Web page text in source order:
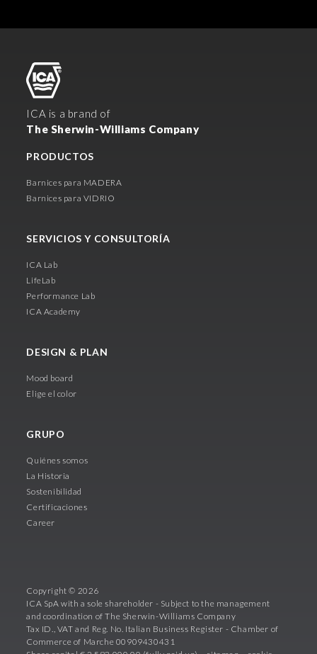
ICA is a brand of
The Sherwin-Williams Company
PRODUCTOS
Barnices para MADERA
Barnices para VIDRIO
SERVICIOS Y CONSULTORÍA
ICA Lab
LifeLab
Performance Lab
ICA Academy
DESIGN & PLAN
Mood board
Elige el color
GRUPO
Quiénes somos
La Historia
Sostenibilidad
Certificaciones
Career
Copyright © 2026
ICA SpA with a sole shareholder - Subject to the management
and coordination of The Sherwin-Williams Company
Tax ID., VAT and Reg. No. Italian Business Register - Chamber of
Commerce of Marche 00909430431